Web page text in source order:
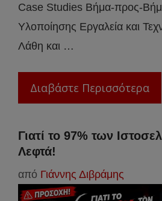
Case Studies Βήμα-προς-
Υλοποίησης Εργαλεία και
Λάθη και …
Διαβάστε Περισσότερα
Γιατί το 97% των
Λεφτά!
από Γιάννης Διβράμης